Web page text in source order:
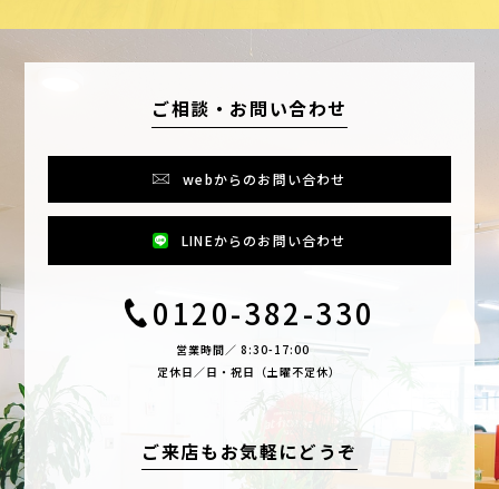
ご相談・お問い合わせ
webからのお問い合わせ
LINEからのお問い合わせ
0120-382-330
営業時間／ 8:30-17:00
定休日／日・祝日（土曜不定休）
ご来店もお気軽にどうぞ